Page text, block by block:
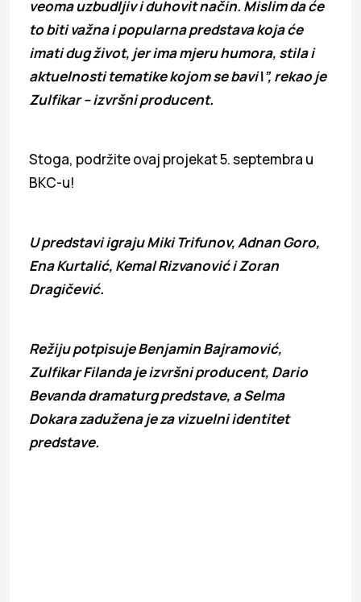
veoma uzbudljiv i duhovit način. Mislim da će
to biti važna i popularna predstava koja će
imati dug život, jer ima mjeru humora, stila i
aktuelnosti tematike kojom se bavi\”, rekao je
Zulfikar – izvršni producent.
Stoga, podržite ovaj projekat 5. septembra u
BKC-u!
U predstavi igraju Miki Trifunov, Adnan Goro,
Ena Kurtalić, Kemal Rizvanović i Zoran
Dragičević.
Režiju potpisuje Benjamin Bajramović,
Zulfikar Filanda je izvršni producent, Dario
Bevanda dramaturg predstave, a Selma
Dokara zadužena je za vizuelni identitet
predstave.